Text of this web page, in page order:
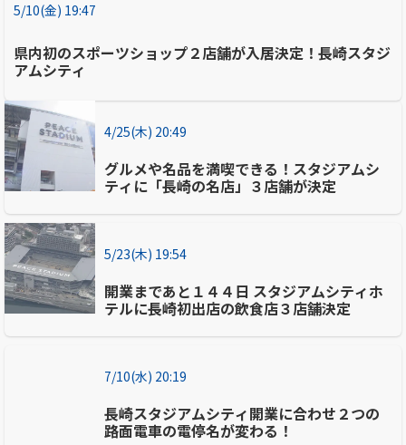
5/10(金) 19:47
県内初のスポーツショップ２店舗が入居決定！長崎スタジ
アムシティ
4/25(木) 20:49
グルメや名品を満喫できる！スタジアムシ
ティに「長崎の名店」３店舗が決定
5/23(木) 19:54
開業まであと１４４日 スタジアムシティホ
テルに長崎初出店の飲食店３店舗決定
7/10(水) 20:19
長崎スタジアムシティ開業に合わせ２つの
路面電車の電停名が変わる！